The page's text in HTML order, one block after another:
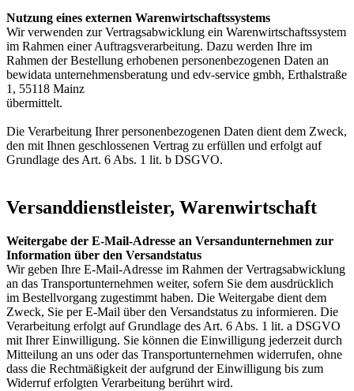
Nutzung eines externen Warenwirtschaftssystems
Wir verwenden zur Vertragsabwicklung ein Warenwirtschaftssystem
im Rahmen einer Auftragsverarbeitung. Dazu werden Ihre im
Rahmen der Bestellung erhobenen personenbezogenen Daten an
bewidata unternehmensberatung und edv-service gmbh, Erthalstraße
1, 55118 Mainz
übermittelt.
Die Verarbeitung Ihrer personenbezogenen Daten dient dem Zweck,
den mit Ihnen geschlossenen Vertrag zu erfüllen und erfolgt auf
Grundlage des Art. 6 Abs. 1 lit. b DSGVO.
Versanddienstleister, Warenwirtschaft
Weitergabe der E-Mail-Adresse an Versandunternehmen zur
Information über den Versandstatus
Wir geben Ihre E-Mail-Adresse im Rahmen der Vertragsabwicklung
an das Transportunternehmen weiter, sofern Sie dem ausdrücklich
im Bestellvorgang zugestimmt haben. Die Weitergabe dient dem
Zweck, Sie per E-Mail über den Versandstatus zu informieren. Die
Verarbeitung erfolgt auf Grundlage des Art. 6 Abs. 1 lit. a DSGVO
mit Ihrer Einwilligung. Sie können die Einwilligung jederzeit durch
Mitteilung an uns oder das Transportunternehmen widerrufen, ohne
dass die Rechtmäßigkeit der aufgrund der Einwilligung bis zum
Widerruf erfolgten Verarbeitung berührt wird.